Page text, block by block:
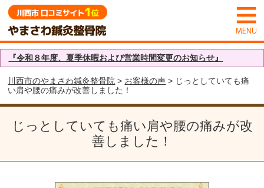
『令和８年度、夏季休暇および営業時間変更のお知らせ』
川西市のやまさわ鍼灸整骨院 > お客様の声 > じっとしていても痛
い肩や腰の痛みが改善しました！
じっとしていても痛い肩や腰の痛みが改
善しました！